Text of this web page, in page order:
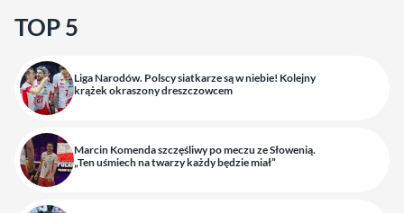
TOP 5
Liga Narodów. Polscy siatkarze są w niebie! Kolejny
krążek okraszony dreszczowcem
Marcin Komenda szczęśliwy po meczu ze Słowenią.
„Ten uśmiech na twarzy każdy będzie miał”